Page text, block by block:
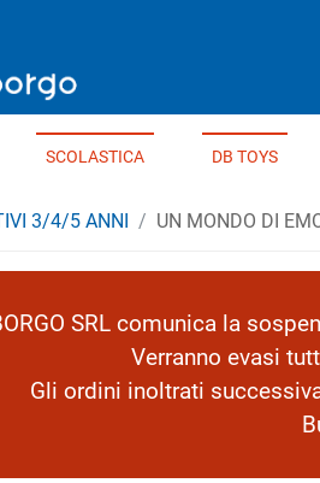
SCOLASTICA DB TOYS
3/4/5 ANNI UN MONDO DI
SRL comunica la
Verranno evasi
Gli ordini inoltrati